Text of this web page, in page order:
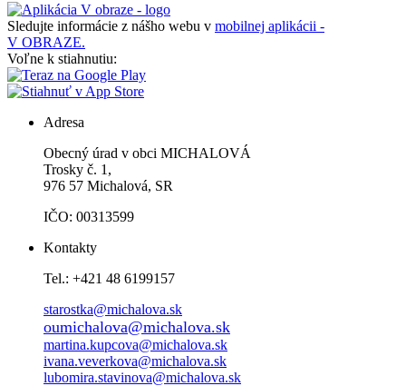
Sledujte informácie z nášho webu v mobilnej aplikácii -
V OBRAZE.
Voľne k stiahnutiu:
Adresa
Obecný úrad v obci MICHALOVÁ
Trosky č. 1,
976 57 Michalová, SR
IČO: 00313599
Kontakty
Tel.: +421 48 6199157
starostka@michalova.sk
oumichalova@michalova.sk
martina.kupcova@michalova.sk
ivana.veverkova@michalova.sk
lubomira.stavinova@michalova.sk